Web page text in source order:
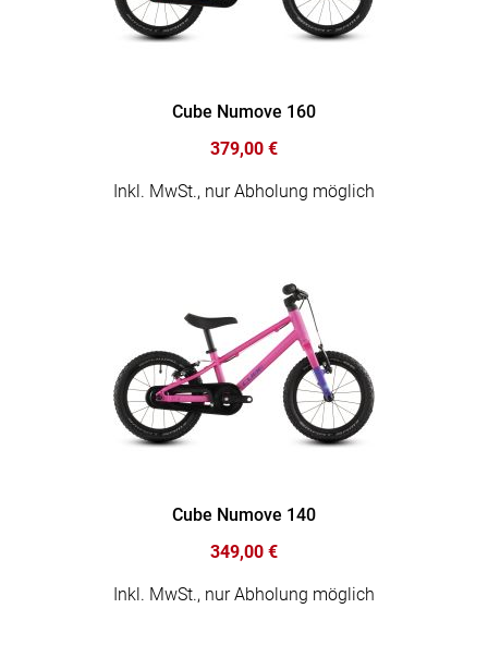
Cube Numove 160
379,00 €
Inkl. MwSt., nur Abholung möglich
Cube Numove 140
349,00 €
Inkl. MwSt., nur Abholung möglich